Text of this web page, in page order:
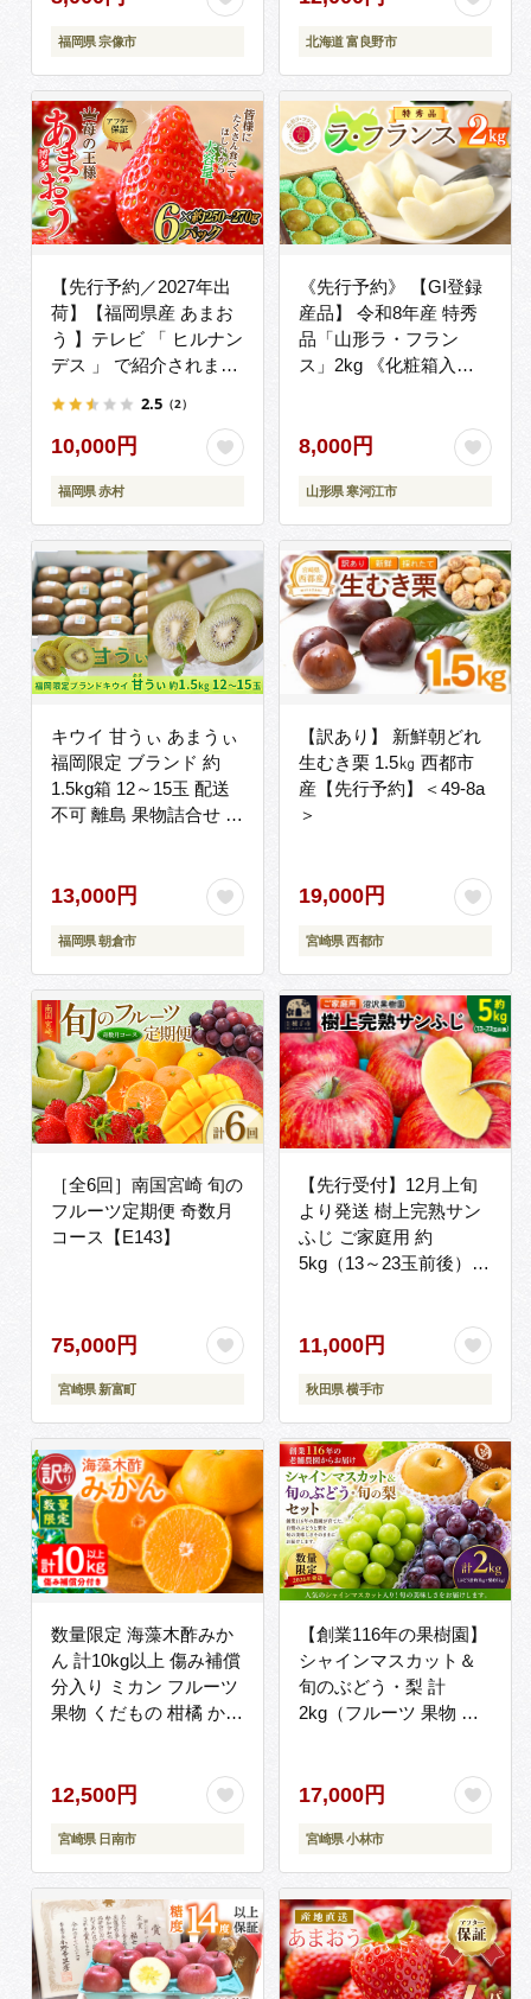
福岡県 宗像市 北海道 富良野市
【先行予約／2027年出
荷】【福岡県産 あまお
う 】テレビ 「 ヒルナン
デス 」 で紹介されまし
級 約250-270ｇ×６Ｐ
いちご イチゴ 苺 博多
デザート 果物 くだもの
フルーツ ジャム スムー
ジー ケーキ に 先行予約
数量限定 TV紹介 人気
おすすめ 送料無料
3W13
2.5 （2）
10,000円
福岡県 赤村
《先行予約》 【GI登録
産品】 令和8年産 特秀
品「山形ラ・フラン
ス」2kg 《化粧箱入
【2026年11月中旬頃か
ら12月末頃発送予定】
008-B-AF017
8,000円
山形県 寒河江市
キウイ 甘うぃ あまうぃ
福岡限定 ブランド 約
1.5kg箱 12～15玉 配送
不可 離島 果物詰合せ フ
13,000円
福岡県 朝倉市
【訳あり】 新鮮朝どれ
生むき栗 1.5㎏ 西都市
産【先行予約】＜49-8a
＞
19,000円
宮崎県 西都市
［全6回］南国宮崎 旬の
フルーツ定期便 奇数月
コース【E143】
75,000円
宮崎県 新富町
【先行受付】12月上旬
より発送 樹上完熟サン
ふじ ご家庭用 約
5kg（13～23玉前後）
不揃い おまかせ 【りん
11,000円
秋田県 横手市
数量限定 海藻木酢みか
ん 計10kg以上 傷み補償
分入り ミカン フルーツ
果物 くだもの 柑橘 かん
かんジュース 食品 家庭
用 家族用 B品 わけあり
大容量 デザート おやつ
おすすめ おすそ分け ご
褒美 産地直送 宮崎県 日
南市 送料無料_BBV4-25
12,500円
宮崎県 日南市
【創業116年の果樹園】
シャインマスカット＆
旬のぶどう・梨 計
2kg（フルーツ 果物 く
用 プレゼント 限定）
17,000円
宮崎県 小林市